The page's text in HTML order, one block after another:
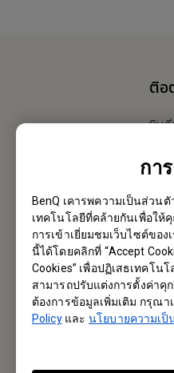
กา
BenQ เคารพความเป็นส่วน
เทคโนโลยีที่คล้ายกันเพื่อใ
การเข้าเยี่ยมชมเว็บไซต์ขอ
นี้ได้โดยคลิกที่ “Accept
Cookies” เพื่อปฏิเสธเทคโ
สามารถปรับแต่งการตั้งค่าคุ
ต้องการข้อมูลเพิ่มเติม กรุณ
Policyและนโยบายความเป็
ติอ
ยิน
สมัครรับ
เป็นคนแรกที่ไ